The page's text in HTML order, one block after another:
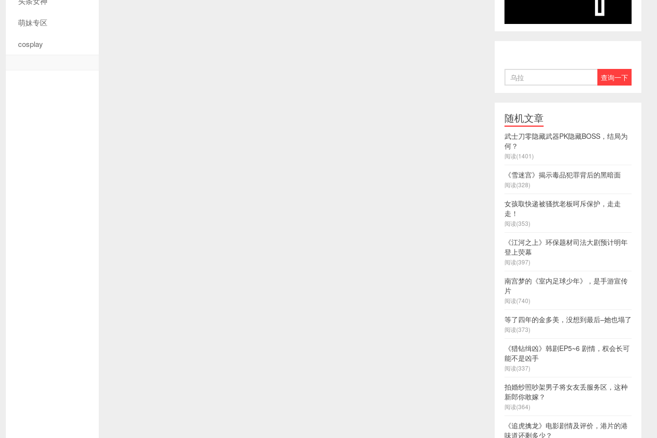
萌妹专区
cosplay
随机文章
武士刀零隐藏武器PK隐藏BOSS，结局为
何？
阅读(1401)
《雪迷宫》揭示毒品犯罪背后的黑暗面
阅读(328)
女孩取快递被骚扰老板呵斥保护，走走
走！
阅读(353)
《江河之上》环保题材司法大剧预计明年
登上荧幕
阅读(397)
南宫梦的《室内足球少年》，是手游宣传
片
阅读(740)
等了四年的金多美，没想到最后–她也塌了
阅读(373)
《猎钻缉凶》韩剧EP5~6 剧情，权会长可
能不是凶手
阅读(337)
拍婚纱照吵架男子将女友丢服务区，这种
新郎你敢嫁？
阅读(364)
《追虎擒龙》电影剧情及评价，港片的港
味道还剩多少？